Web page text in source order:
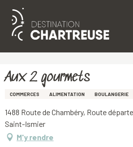
Aller
principal
Aux 2 gourmets
COMMERCES ALIMENTATION BOULANGERIE
1488 Route de Chambéry, Route
Saint-Ismier
M'y rendre